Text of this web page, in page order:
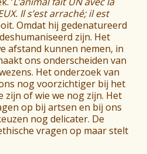
Il s’est arraché; il est
Omdat hij gedenatureerd
zijn. Het
afstand kunnen nemen, in
ons onderscheiden van
Het onderzoek van
nog voorzichtiger bij het
zijn of wie we nog zijn. Het
op bij artsen en bij ons
nog delicater. De
vragen op maar stelt